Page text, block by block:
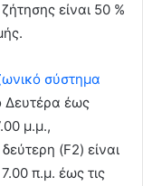
είναι 50 %
σύστημα
Δευτέρα έως
μ.μ.,
(F2) είναι
π.μ. έως τις